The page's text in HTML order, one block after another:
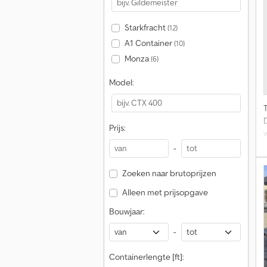
Starkfracht(12)
A1 Container(10)
Monza(6)
Model:
Prijs:
-
Zoeken naar brutoprijzen
Alleen met prijsopgave
Bouwjaar:
-
Containerlengte [ft]: